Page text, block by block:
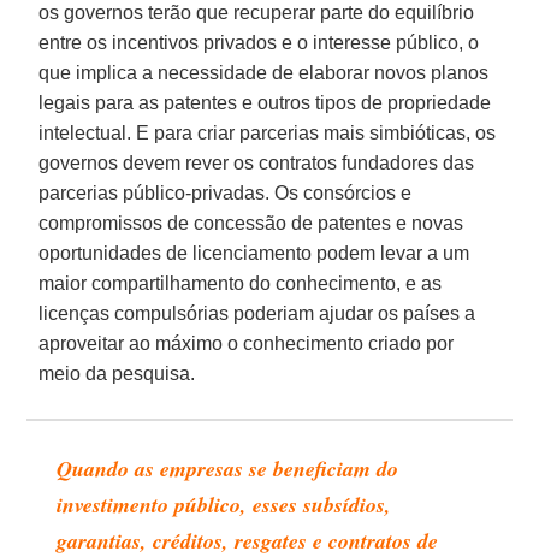
os governos terão que recuperar parte do equilíbrio
entre os incentivos privados e o interesse público, o
que implica a necessidade de elaborar novos planos
legais para as patentes e outros tipos de propriedade
intelectual. E para criar parcerias mais simbióticas, os
governos devem rever os contratos fundadores das
parcerias público-privadas. Os consórcios e
compromissos de concessão de patentes e novas
oportunidades de licenciamento podem levar a um
maior compartilhamento do conhecimento, e as
licenças compulsórias poderiam ajudar os países a
aproveitar ao máximo o conhecimento criado por
meio da pesquisa.
Quando as empresas se beneficiam do
investimento público, esses subsídios,
garantias, créditos, resgates e contratos de